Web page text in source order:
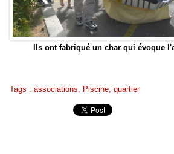
Ils ont fabriqué un char qui évoque
Tags : associations, Piscine, quartier